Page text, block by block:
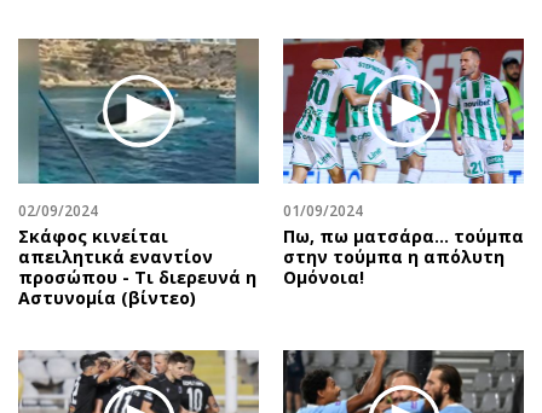
02/09/2024
Σκάφος κινείται
απειλητικά εναντίον
προσώπου - Τι διερευνά η
Αστυνομία (βίντεο)
01/09/2024
Πω, πω ματσάρα... τούμπα
στην τούμπα η απόλυτη
Ομόνοια!